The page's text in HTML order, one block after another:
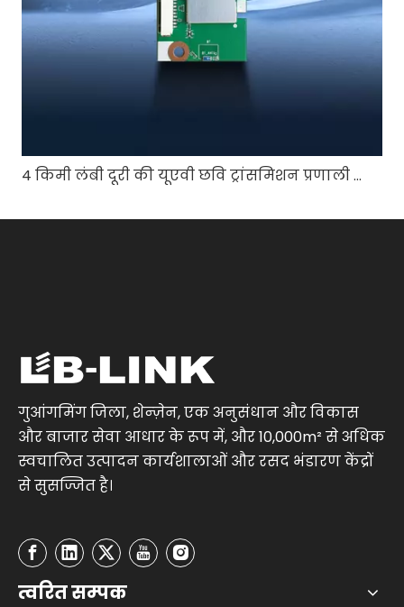
4 किमी लंबी दूरी की यूएवी छवि ट्रांसमिशन प्रणाली स्थिर वीडियो गुणवत्ता कैसे सुनिश्चित करती है?
गुआंगमिंग जिला, शेन्ज़ेन, एक अनुसंधान और विकास
और बाजार सेवा आधार के रूप में, और 10,000m² से अधिक
स्वचालित उत्पादन कार्यशालाओं और रसद भंडारण केंद्रों
से सुसज्जित है।
त्वरित सम्पक